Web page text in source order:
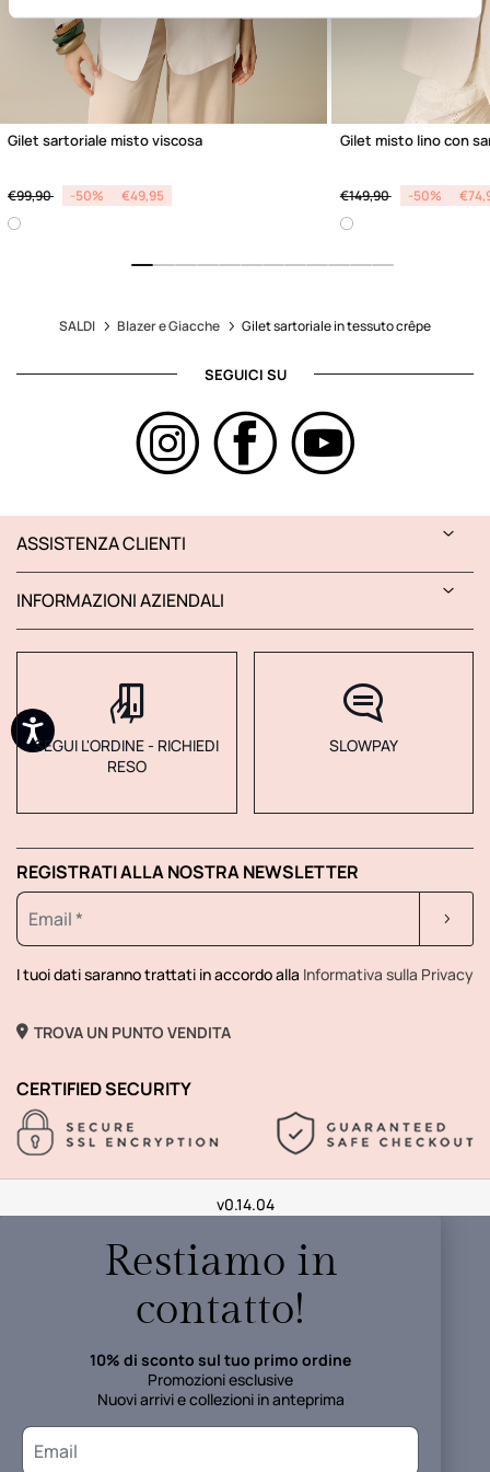
Gilet sartoriale misto viscosa
Price reduced from
€99,90 to -50% €49,95
Gilet misto lino con
Price reduced from
€149,90 to -50%
SALDI Blazer e Giacche Gilet sartoriale in tessuto crêpe
SEGUICI SU
ASSISTENZA CLIENTI
INFORMAZIONI AZIENDALI
SEGUI L'ORDINE - RICHIEDI
RESO
SLOWPAY
REGISTRATI ALLA NOSTRA NEWSLETTER
I tuoi dati saranno trattati in accordo alla Informativa sulla Privacy
TROVA UN PUNTO VENDITA
CERTIFIED SECURITY
v0.14.04
Restiamo in
contatto!
10% di sconto sul tuo primo ordine
Promozioni esclusive
Nuovi arrivi e collezioni in anteprima